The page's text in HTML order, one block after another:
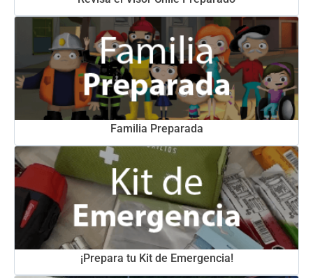
Familia Preparada
¡Prepara tu Kit de Emergencia!